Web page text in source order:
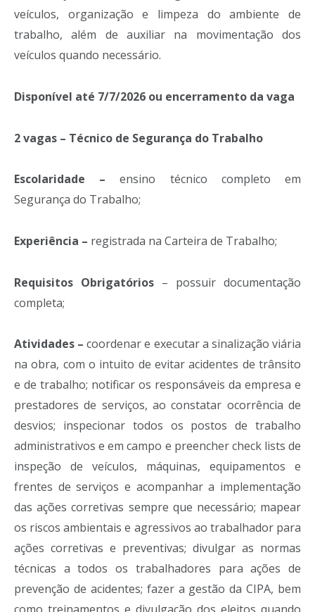
veículos, organização e limpeza do ambiente de
trabalho, além de auxiliar na movimentação dos
veículos quando necessário.
Disponível até 7/7/2026 ou encerramento da vaga
2 vagas – Técnico de Segurança do Trabalho
Escolaridade – ensino técnico completo em
Segurança do Trabalho;
Experiência – registrada na Carteira de Trabalho;
Requisitos Obrigatórios – possuir documentação
completa;
Atividades –coordenar e executar a sinalização viária
na obra, com o intuito de evitar acidentes de trânsito
e de trabalho; notificar os responsáveis da empresa e
prestadores de serviços, ao constatar ocorrência de
desvios; inspecionar todos os postos de trabalho
administrativos e em campo e preencher check lists de
inspeção de veículos, máquinas, equipamentos e
frentes de serviços e acompanhar a implementação
das ações corretivas sempre que necessário; mapear
os riscos ambientais e agressivos ao trabalhador para
ações corretivas e preventivas; divulgar as normas
técnicas a todos os trabalhadores para ações de
prevenção de acidentes; fazer a gestão da CIPA, bem